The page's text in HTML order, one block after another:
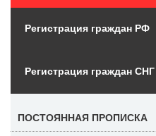
Регистрация граждан РФ
Регистрация граждан СНГ
ПОСТОЯННАЯ ПРОПИСКА